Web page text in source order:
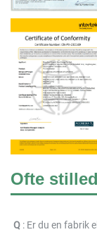
Ofte
Q : Er du en fabrik